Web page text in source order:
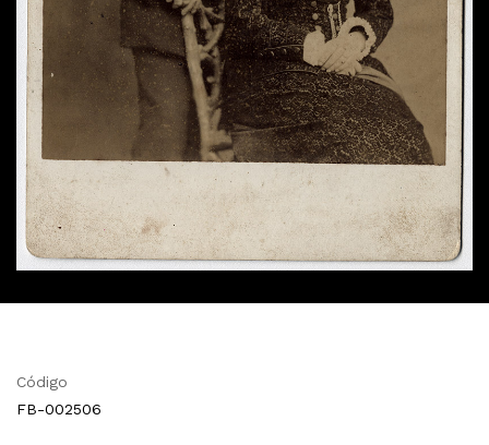
Código
FB-002506